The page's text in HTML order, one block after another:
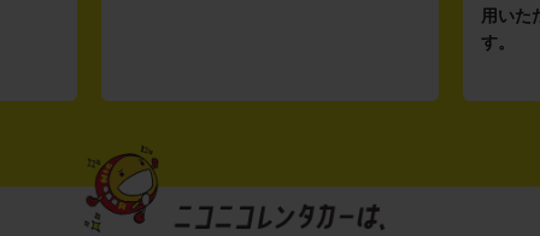
用いた
す。